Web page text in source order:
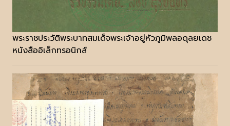
พระราชประวัติพระบาทสมเด็จพระเจ้าอยู่หัวภูมิพลอดุลยเดช
หนังสืออิเล็กทรอนิกส์